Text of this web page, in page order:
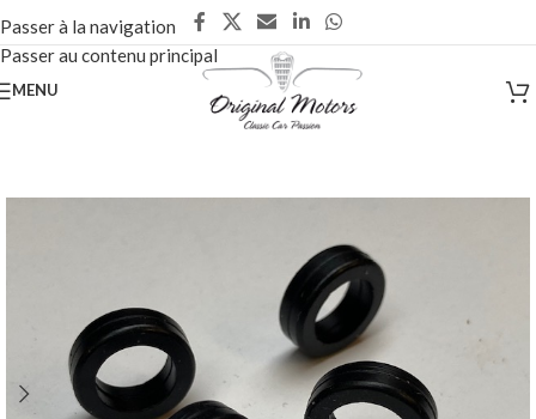
Passer à la navigation
Passer au contenu principal
MENU